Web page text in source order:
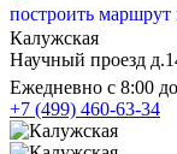
построить маршрут
Калужская
Научный проезд
Ежедневно с 8:00
+7 (499) 460-63-34